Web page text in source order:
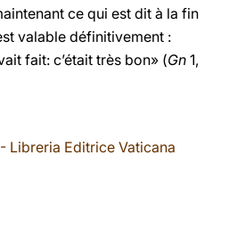
ce qui est dit à la fin
valable définitivement :
fait: c’était très bon» (Gn 1,
Libreria Editrice Vaticana